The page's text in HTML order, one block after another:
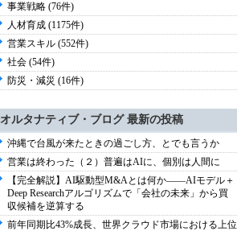
事業戦略 (76件)
人材育成 (1175件)
営業スキル (552件)
社会 (54件)
防災・減災 (16件)
オルタナティブ・ブログ 最新の投稿
沖縄で台風が来たときの過ごし方、とでも言うか
営業は終わった（２）普遍はAIに、個別は人間に
【完全解説】AI駆動型M&Aとは何か――AIモデル＋
Deep Researchアルゴリズムで「会社の未来」から買
収候補を逆算する
前年同期比43%成長、世界クラウド市場における上位